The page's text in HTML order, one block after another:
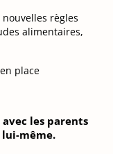
règles
alimentaires,
place
les parents
même.